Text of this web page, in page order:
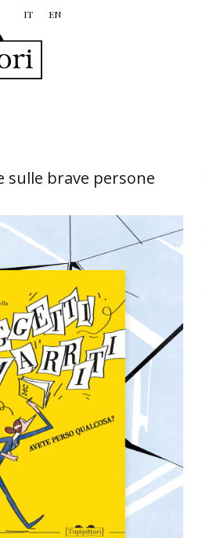
IT EN
sulle brave persone